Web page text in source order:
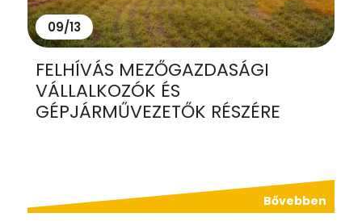
09/13
FELHÍVÁS MEZŐGAZDASÁGI
VÁLLALKOZÓK ÉS
GÉPJÁRMŰVEZETŐK RÉSZÉRE
Bővebben